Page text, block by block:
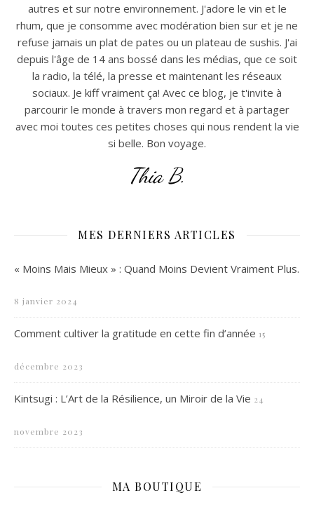
autres et sur notre environnement. J'adore le vin et le
rhum, que je consomme avec modération bien sur et je ne
refuse jamais un plat de pates ou un plateau de sushis. J'ai
depuis l'âge de 14 ans bossé dans les médias, que ce soit
la radio, la télé, la presse et maintenant les réseaux
sociaux. Je kiff vraiment ça! Avec ce blog, je t'invite à
parcourir le monde à travers mon regard et à partager
avec moi toutes ces petites choses qui nous rendent la vie
si belle. Bon voyage.
Thia B.
MES DERNIERS ARTICLES
« Moins Mais Mieux » : Quand Moins Devient Vraiment Plus.
8 janvier 2024
Comment cultiver la gratitude en cette fin d’année 15
décembre 2023
Kintsugi : L’Art de la Résilience, un Miroir de la Vie 24
novembre 2023
MA BOUTIQUE